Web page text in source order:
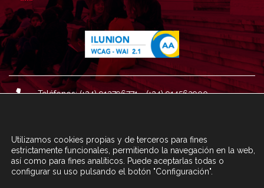
Teléfonos: (+34) 913796771 - (+34) 914562900
Correo : informacion@fundacioncarolina.es
CONTACTA CON FCA TRAVÉS DEL
Utilizamos cookies propias y de terceros para fines
estrictamente funcionales, permitiendo la navegación en la web,
así como para fines analíticos. Puede aceptarlas todas o
configurar su uso pulsando el botón "Configuración".